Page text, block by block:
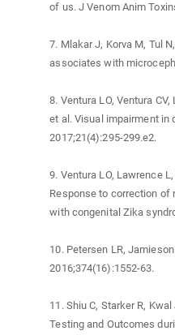
of us. J Venom Anim
7. Mlakar J, Korva M, Tul
associates with
8. Ventura LO, Ventura
et al. Visual impairment in
2017;21(4):295-299.e2.
9. Ventura LO, Lawrence
Response to correction of
with congenital Zika
10. Petersen LR,
2016;374(16):1552-63.
11. Shiu C, Starker R,
Testing and Outcomes